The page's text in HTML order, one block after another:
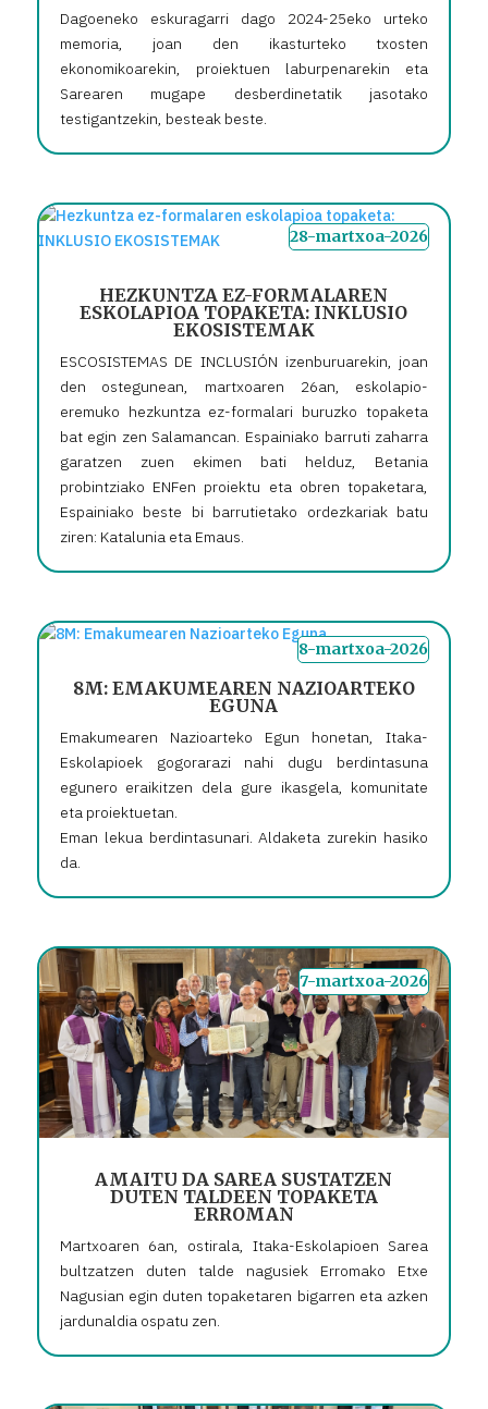
Dagoeneko eskuragarri dago 2024-25eko urteko
memoria, joan den ikasturteko txosten
ekonomikoarekin, proiektuen laburpenarekin eta
Sarearen mugape desberdinetatik jasotako
testigantzekin, besteak beste.
HEZKUNTZA EZ-FORMALAREN
ESKOLAPIOA TOPAKETA: INKLUSIO
EKOSISTEMAK
28-martxoa-2026
ESCOSISTEMAS DE INCLUSIÓN izenburuarekin, joan
den ostegunean, martxoaren 26an, eskolapio-
eremuko hezkuntza ez-formalari buruzko topaketa
bat egin zen Salamancan. Espainiako barruti zaharra
garatzen zuen ekimen bati helduz, Betania
probintziako ENFen proiektu eta obren topaketara,
Espainiako beste bi barrutietako ordezkariak batu
ziren: Katalunia eta Emaus.
8M: EMAKUMEAREN NAZIOARTEKO
EGUNA
8-martxoa-2026
Emakumearen Nazioarteko Egun honetan, Itaka-
Eskolapioek gogorarazi nahi dugu berdintasuna
egunero eraikitzen dela gure ikasgela, komunitate
eta proiektuetan.
Eman lekua berdintasunari. Aldaketa zurekin hasiko
da.
AMAITU DA SAREA SUSTATZEN
DUTEN TALDEEN TOPAKETA
ERROMAN
7-martxoa-2026
Martxoaren 6an, ostirala, Itaka-Eskolapioen Sarea
bultzatzen duten talde nagusiek Erromako Etxe
Nagusian egin duten topaketaren bigarren eta azken
jardunaldia ospatu zen.